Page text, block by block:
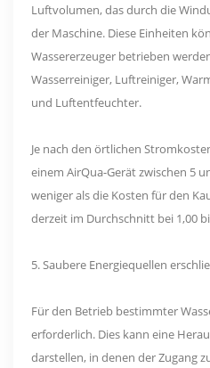
Luftvolumen, das durch die
der Maschine. Diese Einheiten
Wassererzeuger betrieben
Wasserreiniger, Luftreiniger,
und Luftentfeuchter.
Je nach den örtlichen
einem AirQua-Gerät zwischen 5
weniger als die Kosten für den
derzeit im Durchschnitt bei 1,00
5. Saubere Energiequellen
Für den Betrieb bestimmter
erforderlich. Dies kann eine
darstellen, in denen der Zugang